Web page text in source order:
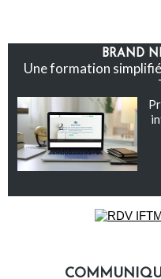
BRAND
Une formation